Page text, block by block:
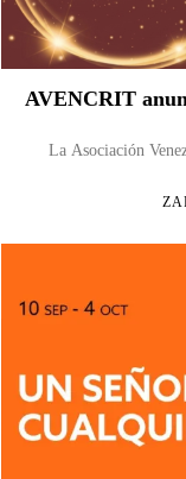
AVENCRIT
La Asociación